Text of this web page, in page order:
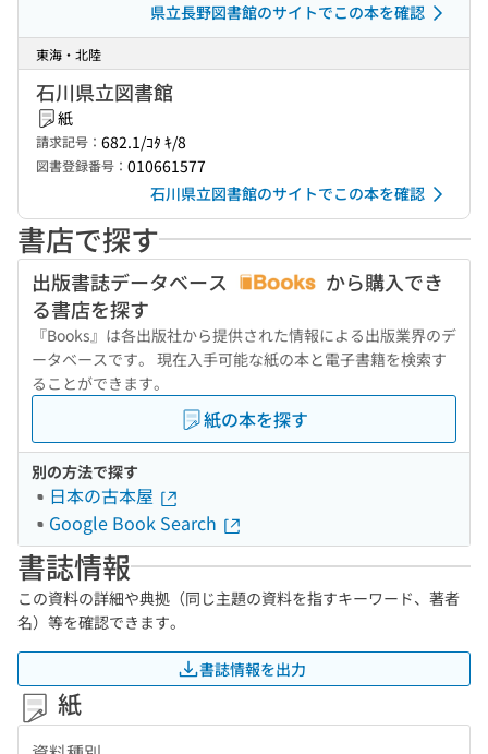
県立長野図書館のサイトでこの本を確認
東海・北陸
石川県立図書館
紙
請求記号： 682.1/ｺﾀ ｷ/8
図書登録番号： 010661577
石川県立図書館のサイトでこの本を確認
書店で探す
出版書誌データベース
から購入でき
る書店を探す
『Books』は各出版社から提供された情報による出版業界のデ
ータベースです。 現在入手可能な紙の本と電子書籍を検索す
ることができます。
紙の本を探す
別の方法で探す
日本の古本屋
Google Book Search
書誌情報
この資料の詳細や典拠（同じ主題の資料を指すキーワード、著者
名）等を確認できます。
書誌情報を出力
紙